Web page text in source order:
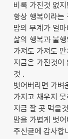
비록 가진것 없
항상 행복이라는
맘의 무계가 얼
삶의 행복과 불
가져도 가져도
지금은 가진것이
것 .
벗어버리면 가벼
가지고 채우지
지금 잘 곳 먹을
맘을 가볍게 벗
주신글에 감사합